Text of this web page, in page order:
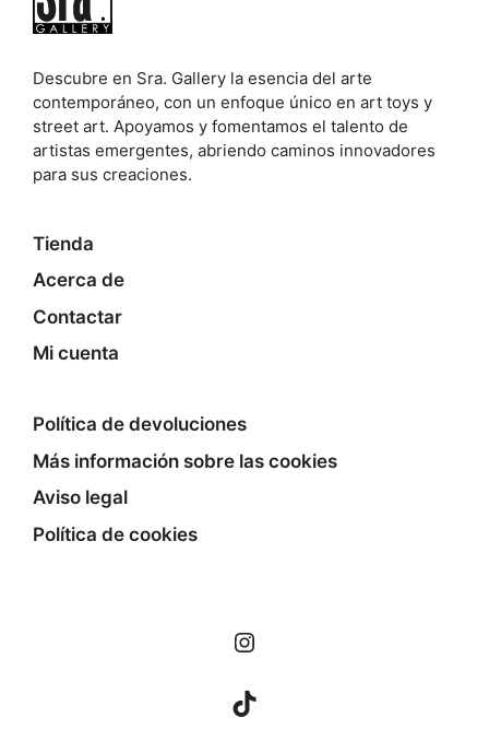
Descubre en Sra. Gallery la esencia del arte
contemporáneo, con un enfoque único en art toys y
street art. Apoyamos y fomentamos el talento de
artistas emergentes, abriendo caminos innovadores
para sus creaciones.
Tienda
Acerca de
Contactar
Mi cuenta
Política de devoluciones
Más información sobre las cookies
Aviso legal
Política de cookies
Instagram
TikTok